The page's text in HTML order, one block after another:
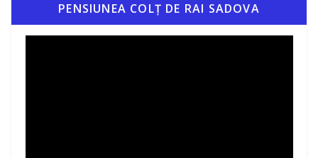
PENSIUNEA COLȚ DE RAI SADOVA